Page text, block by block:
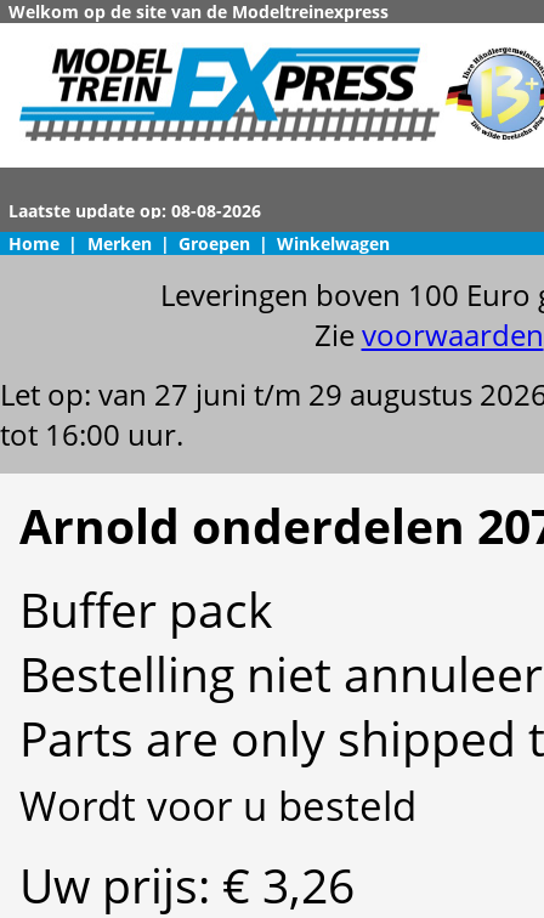
Welkom op de site van de Modeltreinexpress
Home | Merken | Groepen | Winkelwagen
Leveringen boven 100
Zievoorwaarden
Let op: van 27 juni t/m 29 augustus
tot 16:00 uur.
Arnold onderdelen
Buffer pack
Bestelling niet
Parts are only shipped
Wordt voor u besteld
Uw prijs: € 3,26